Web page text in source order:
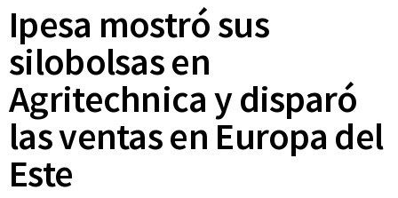
Ipesa mostró sus
silobolsas en
Agritechnica y disparó
las ventas en Europa del
Este